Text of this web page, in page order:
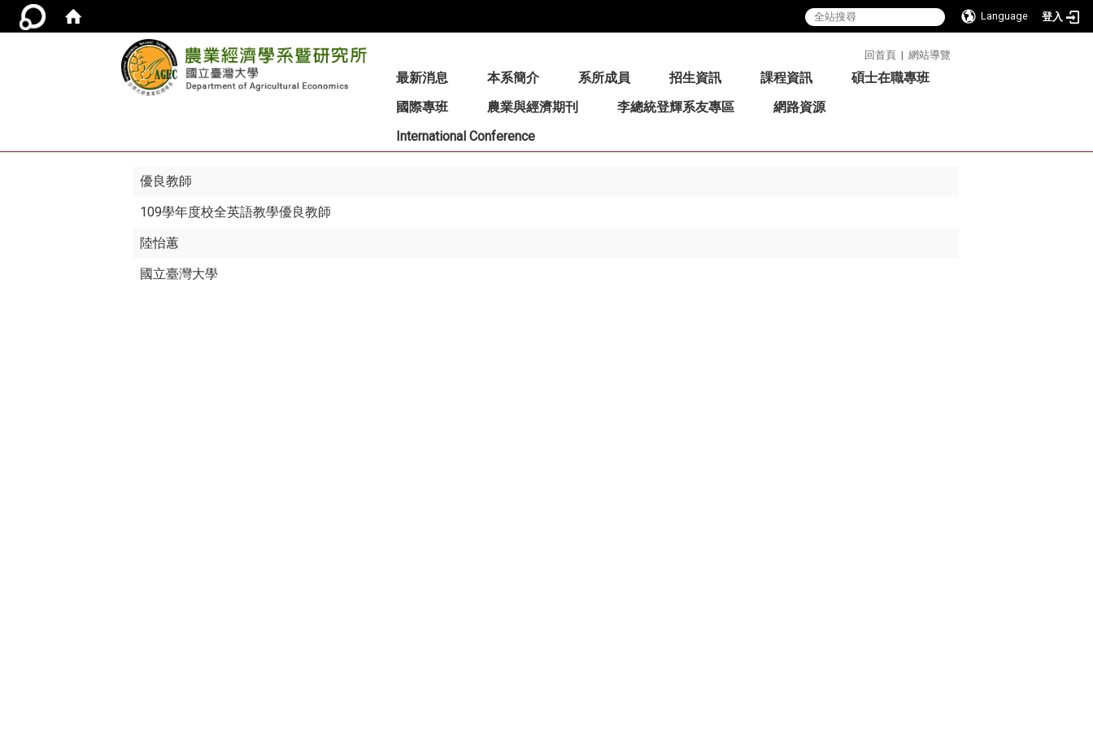
Language 登入
回首頁 | 網站導覽
最新消息 本系簡介 系所成員 招生資訊 課程資訊
碩士在職專班
國際專班
農業與經濟期刊 李總統登輝系友專區
網路資源
International Conference
優良教師
109學年度校全英語教學優良教師
陸怡蕙
國立臺灣大學